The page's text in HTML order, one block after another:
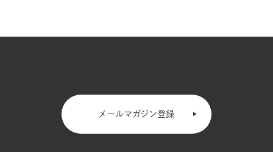
メールマガジン登録